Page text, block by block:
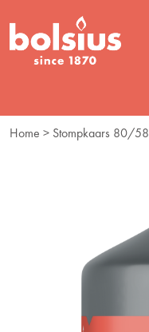
Home > Stompkaars 80/58